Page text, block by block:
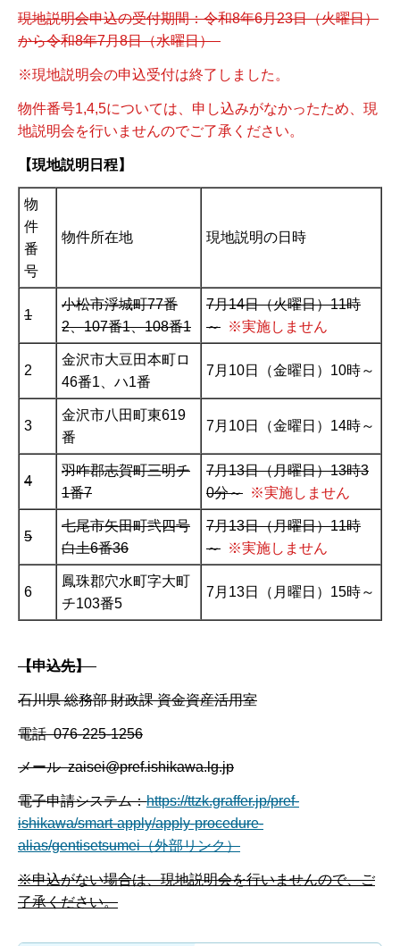
現地説明会申込の受付期間：令和8年6月23日（火曜日）
から令和8年7月8日（水曜日）
※現地説明会の申込受付は終了しました。
物件番号1,4,5については、申し込みがなかったため、現
地説明会を行いませんのでご了承ください。
【現地説明日程】
物
件
番
号
物件所在地 現地説明の日時
1
小松市浮城町77番
2、107番1、108番1
7月14日（火曜日）11時
～ ※実施しません
2
金沢市大豆田本町ロ
46番1、ハ1番
7月10日（金曜日）10時～
3
金沢市八田町東619
番
7月10日（金曜日）14時～
4
羽咋郡志賀町三明チ
1番7
7月13日（月曜日）13時3
0分～ ※実施しません
5
七尾市矢田町弐四号
白土6番36
7月13日（月曜日）11時
～ ※実施しません
6
鳳珠郡穴水町字大町
チ103番5
7月13日（月曜日）15時～
【申込先】
石川県 総務部 財政課 資金資産活用室
電話 076-225-1256
メール zaisei@pref.ishikawa.lg.jp
電子申請システム：https://ttzk.graffer.jp/pref-
ishikawa/smart-apply/apply-procedure-
alias/gentisetsumei（外部リンク）
※申込がない場合は、現地説明会を行いませんので、ご
了承ください。